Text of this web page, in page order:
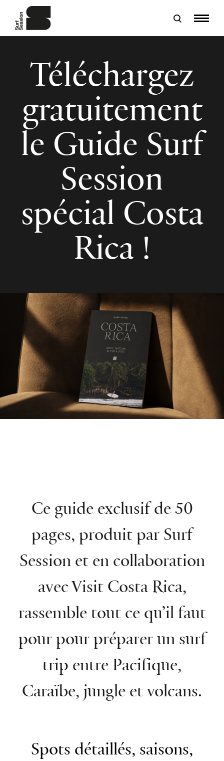
Téléchargez
gratuitement
le Guide Surf
Session
spécial Costa
Rica !
Ce guide exclusif de 50
pages, produit par Surf
Session et en collaboration
avec Visit Costa Rica,
rassemble tout ce qu’il faut
pour pour préparer un surf
trip entre Pacifique,
Caraïbe, jungle et volcans.
Spots détaillés, saisons,